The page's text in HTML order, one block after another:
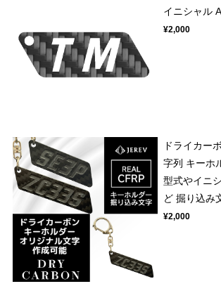
イニシャル
¥2,000
ドライカー
字列 キーホ
型式やイニ
ど 掘り込み
¥2,000